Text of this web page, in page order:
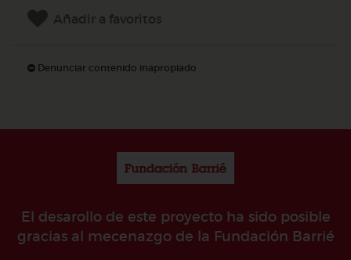
Añadir a favoritos
Denunciar contenido inapropiado
El desarollo de este proyecto ha sido posible
gracias al mecenazgo de la Fundación Barrié